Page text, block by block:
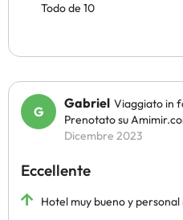
Todo de 10
Gabriel Viaggiato in
Prenotato su
Dicembre 2023
Eccellente
Hotel muy bueno y